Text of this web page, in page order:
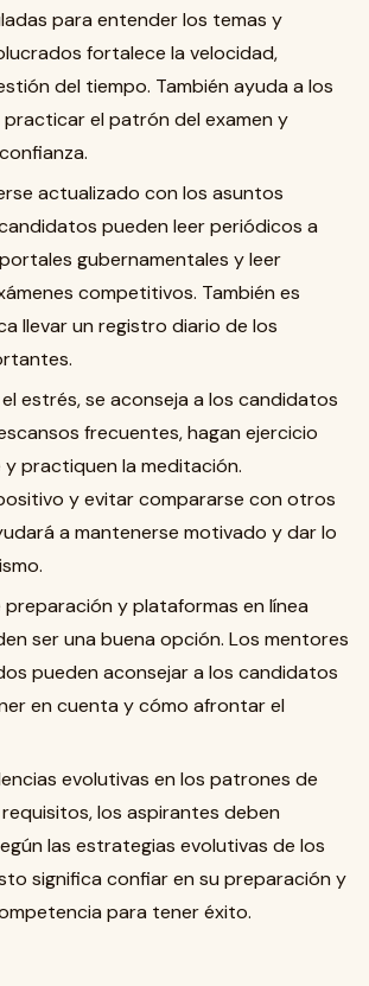
para entender los temas y
fortalece la velocidad,
del tiempo. También ayuda a los
el patrón del examen y
actualizado con los asuntos
pueden leer periódicos a
gubernamentales y leer
competitivos. También es
llevar un registro diario de los
estrés, se aconseja a los candidatos
frecuentes, hagan ejercicio
practiquen la meditación.
y evitar compararse con otros
a mantenerse motivado y dar lo
preparación y plataformas en línea
ser una buena opción. Los mentores
pueden aconsejar a los candidatos
en cuenta y cómo afrontar el
evolutivas en los patrones de
los aspirantes deben
las estrategias evolutivas de los
significa confiar en su preparación y
para tener éxito.